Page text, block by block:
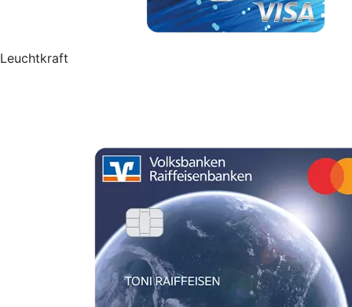
Leuchtkraft